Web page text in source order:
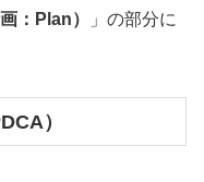
：Plan）
」の部分に
）